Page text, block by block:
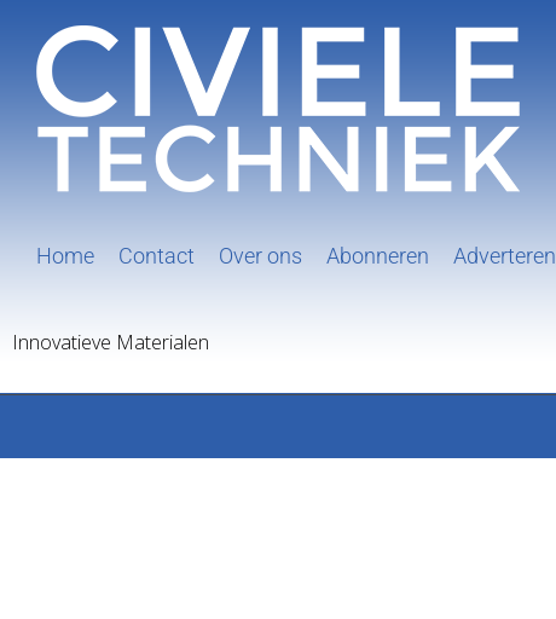
inhoud
Home Contact Over ons Abonneren Adverteren
Innovatieve Materialen